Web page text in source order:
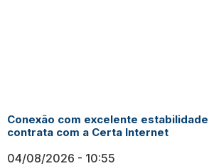
Conexão com excelente
contrata com a Certa Internet
04/08/2026 10:55